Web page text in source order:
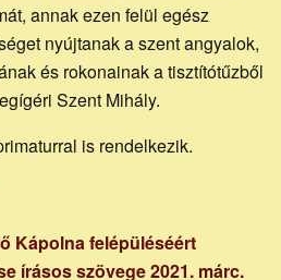
annak ezen felül egész
nyújtanak a szent angyalok,
és rokonainak a tisztítótűzből
Szent Mihály.
is rendelkezik.
Kápolna felépüléséért
írásos szövege 2021. márc.